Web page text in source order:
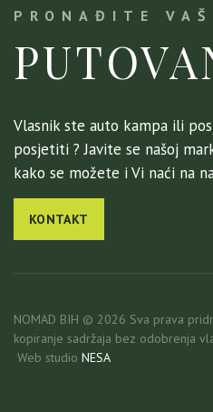
PRONAĐITE
Vlasnik ste auto kampa ili
posjetiti ? Javite se našoj
kako se možete i Vi naći na
KONTAKT
NOMAD BIH © 2026 Sva prava
kopiranje sadržaja bez odobrenja
Web studio NESA